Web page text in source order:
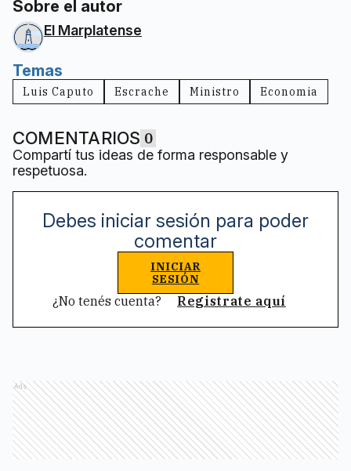
Sobre el autor
El Marplatense
Temas
Luis Caputo Escrache Ministro Economia
COMENTARIOS 0
Compartí tus ideas de forma responsable y
respetuosa.
Debes iniciar sesión para poder
comentar
INICIAR
SESIÓN
¿No tenés cuenta? Registrate aquí
Ads